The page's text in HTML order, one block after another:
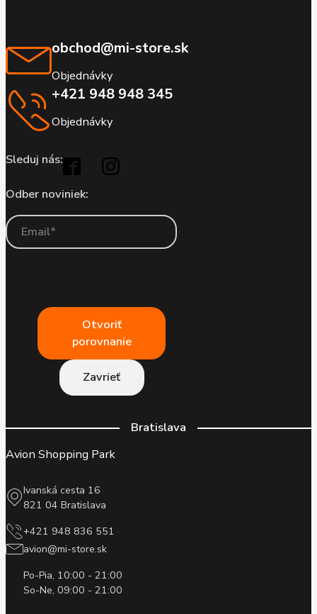
obchod@mi-store.sk
Objednávky
+421 948 948 345
Objednávky
Sleduj nás:
Odber noviniek:
Otvoriť
porovnanie
Zavrieť
Bratislava
Avion Shopping Park
Ivanská cesta 16
821 04 Bratislava
+421 948 836 551
avion@mi-store.sk
Po-Pia, 10:00 - 21:00
So-Ne, 09:00 - 21:00